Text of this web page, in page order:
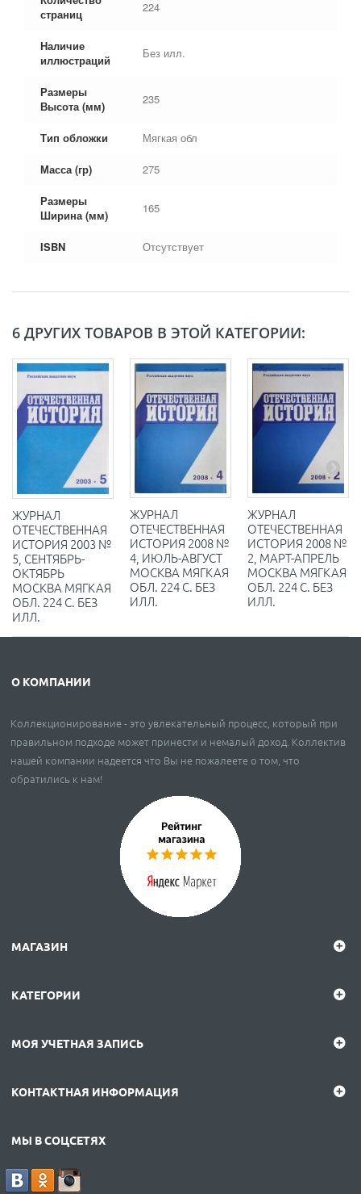
страниц
224
Наличие
иллюстраций
Без илл.
Размеры
Высота (мм)
235
Тип обложки Мягкая обл
Масса (гр) 275
Размеры
Ширина (мм)
165
ISBN Отсутствует
6 ДРУГИХ ТОВАРОВ В ЭТОЙ КАТЕГОРИИ:
ЖУРНАЛ
ОТЕЧЕСТВЕННАЯ
ИСТОРИЯ 2003 №
5, СЕНТЯБРЬ-
ОКТЯБРЬ
МОСКВА МЯГКАЯ
ОБЛ. 224 С. БЕЗ
ИЛЛ.
ЖУРНАЛ
ОТЕЧЕСТВЕННАЯ
ИСТОРИЯ 2008 №
4, ИЮЛЬ-АВГУСТ
МОСКВА МЯГКАЯ
ОБЛ. 224 С. БЕЗ
ИЛЛ.
ЖУРНАЛ
ОТЕЧЕСТВЕННАЯ
ИСТОРИЯ 2008 №
2, МАРТ-АПРЕЛЬ
МОСКВА МЯГКАЯ
ОБЛ. 224 С. БЕЗ
ИЛЛ.
О КОМПАНИИ
Коллекционирование - это увлекательный процесс, который при
правильном подходе может принести и немалый доход. Коллектив
нашей компании надеется что Вы не пожалеете о том, что
обратились к нам!
МАГАЗИН
КАТЕГОРИИ
МОЯ УЧЕТНАЯ ЗАПИСЬ
КОНТАКТНАЯ ИНФОРМАЦИЯ
МЫ В СОЦСЕТЯХ